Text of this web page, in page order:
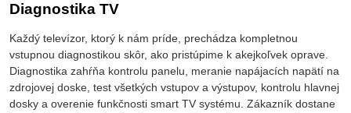
Diagnostika TV
Každý televízor, ktorý k nám príde, prechádza kompletnou
vstupnou diagnostikou skôr, ako pristúpime k akejkoľvek oprave.
Diagnostika zahŕňa kontrolu panelu, meranie napájacích napätí na
zdrojovej doske, test všetkých vstupov a výstupov, kontrolu hlavnej
dosky a overenie funkčnosti smart TV systému. Zákazník dostane